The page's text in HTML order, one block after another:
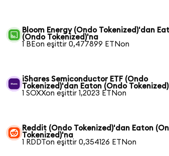
Bloom Energy (Ondo Tokenized)'dan
(Ondo Tokenized)'na
1 BEon eşittir 0,477899 ETNon
iShares Semiconductor ETF (Ondo
Tokenized)'dan Eaton (Ondo
1 SOXXon eşittir 1,2023 ETNon
Reddit (Ondo Tokenized)'dan Eaton
Tokenized)'na
1 RDDTon eşittir 0,354126 ETNon